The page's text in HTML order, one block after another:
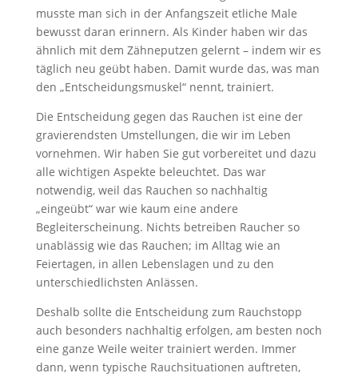
musste man sich in der Anfangszeit etliche Male
bewusst daran erinnern. Als Kinder haben wir das
ähnlich mit dem Zähneputzen gelernt – indem wir es
täglich neu geübt haben. Damit wurde das, was man
den „Entscheidungsmuskel“ nennt, trainiert.
Die Entscheidung gegen das Rauchen ist eine der
gravierendsten Umstellungen, die wir im Leben
vornehmen. Wir haben Sie gut vorbereitet und dazu
alle wichtigen Aspekte beleuchtet. Das war
notwendig, weil das Rauchen so nachhaltig
„eingeübt“ war wie kaum eine andere
Begleiterscheinung. Nichts betreiben Raucher so
unablässig wie das Rauchen; im Alltag wie an
Feiertagen, in allen Lebenslagen und zu den
unterschiedlichsten Anlässen.
Deshalb sollte die Entscheidung zum Rauchstopp
auch besonders nachhaltig erfolgen, am besten noch
eine ganze Weile weiter trainiert werden. Immer
dann, wenn typische Rauchsituationen auftreten,